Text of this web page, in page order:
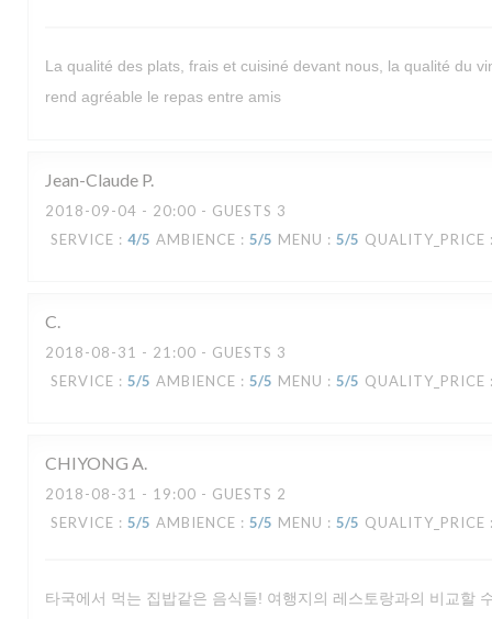
La qualité des plats, frais et cuisiné devant nous, la qualité du
rend agréable le repas entre amis
Jean-Claude P
2018-09-04 - 20:00 - GUESTS 3
SERVICE : 4/5 AMBIENCE : 5/5 MENU : 5/5 QUALITY_PRICE
C
2018-08-31 - 21:00 - GUESTS 3
SERVICE : 5/5 AMBIENCE : 5/5 MENU : 5/5 QUALITY_PRICE
CHIYONG A
2018-08-31 - 19:00 - GUESTS 2
SERVICE : 5/5 AMBIENCE : 5/5 MENU : 5/5 QUALITY_PRICE
타국에서 먹는 집밥같은 음식들! 여행지의 레스토랑과의 비교할
LA VERAISON